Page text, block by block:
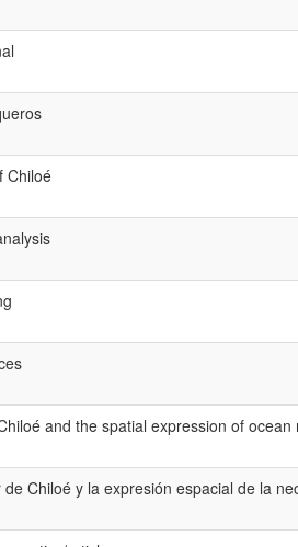
Chiloé
and the spatial expression of
de Chiloé y la expresión espacial de la